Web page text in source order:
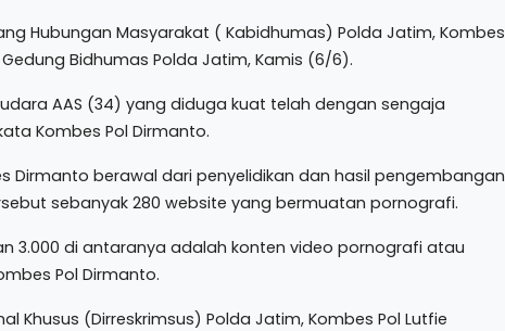
Hubungan Masyarakat ( Kabidhumas) Polda Jatim, Kombes
Bidhumas Polda Jatim, Kamis (6/6).
AAS (34) yang diduga kuat telah dengan sengaja
Kombes Pol Dirmanto.
Dirmanto berawal dari penyelidikan dan hasil pengembangan
sebanyak 280 website yang bermuatan pornografi.
3.000 di antaranya adalah konten video pornografi atau
Pol Dirmanto.
Khusus (Dirreskrimsus) Polda Jatim, Kombes Pol Lutfie